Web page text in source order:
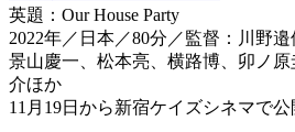
英題：Our House Party
2022年／日本／80分／監督：川野
景山慶一、松本亮、横路博、卯ノ
介ほか
11月19日から新宿ケイズシネマで公